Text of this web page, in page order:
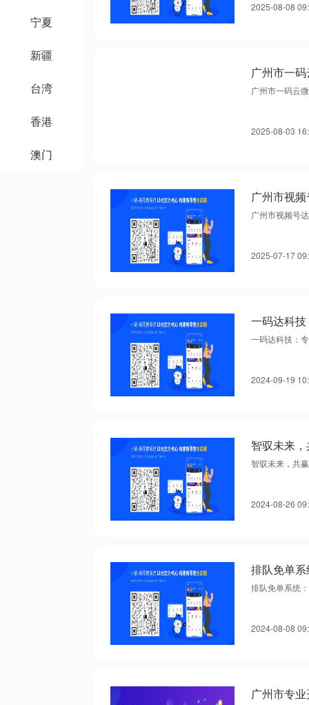
宁夏
新疆
台湾
香港
澳门
2025-08-08
广州市一
广州市一码云
2025-08-03
广州市视
广州市视频号
2025-07-17
一码达科技：
2024-09-19
智驭未来
智驭未来，共
2024-08-26
排队免单
排队免单系统
2024-08-08
广州市专